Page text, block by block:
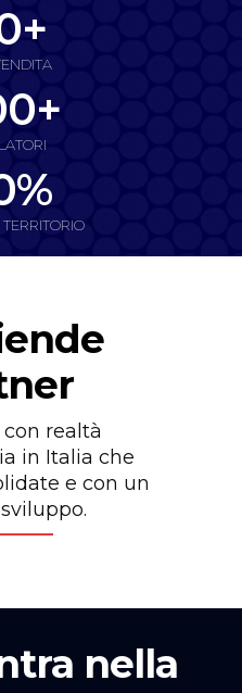
+
0+
%
realtà
in Italia che
e con un
nella